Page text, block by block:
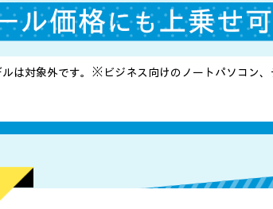
は対象外です。 ※ビジネス向けのノートパソコン